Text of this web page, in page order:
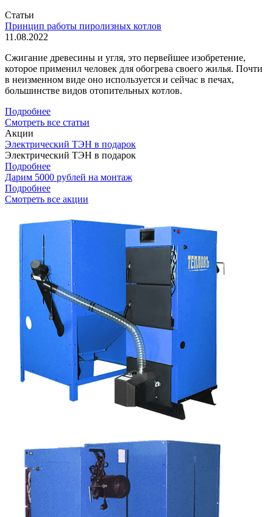
Статьи
Принцип работы пиролизных котлов
11.08.2022
Сжигание древесины и угля, это первейшее изобретение,
которое применил человек для обогрева своего жилья. Почти
в неизменном виде оно используется и сейчас в печах,
большинстве видов отопительных котлов.
Подробнее
Смотреть все статьи
Акции
Электрический ТЭН в подарок
Электрический ТЭН в подарок
Подробнее
Дарим 5000 рублей на монтаж
Подробнее
Смотреть все акции